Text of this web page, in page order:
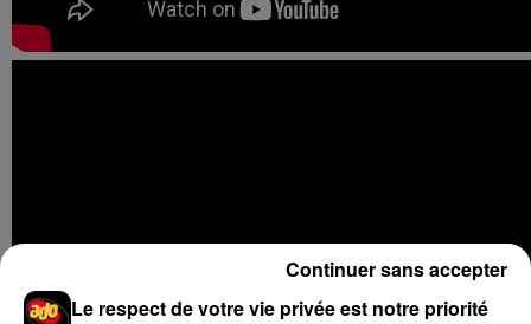
Le respect de votre vie privée est notre priorité
Continuer sans accepter